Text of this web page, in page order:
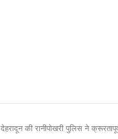
देहरादून की रानीपोखरी पुलिस ने